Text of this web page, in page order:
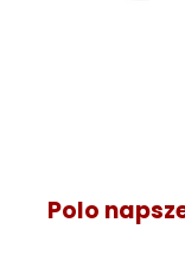
Polo